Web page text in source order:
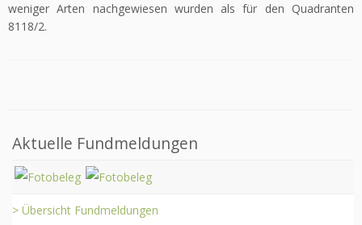
weniger Arten nachgewiesen wurden als für den Quadranten
8118/2.
Aktuelle Fundmeldungen
> Übersicht Fundmeldungen